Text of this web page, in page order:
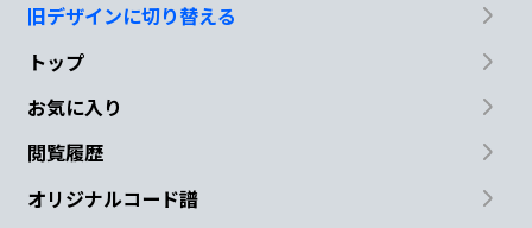
旧デザインに切り替える
トップ
お気に入り
閲覧履歴
オリジナルコード譜